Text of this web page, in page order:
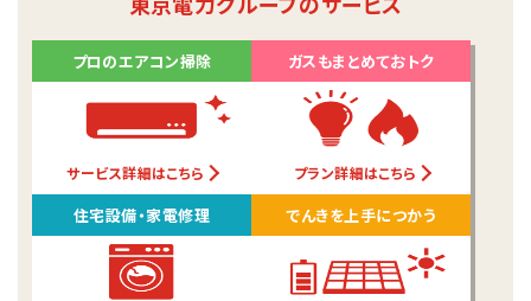
プロのエアコン掃除
サービス詳細はこちら
ガスもまとめておトク
プラン詳細はこちら
住宅設備・家電修理 でんきを上手につかう